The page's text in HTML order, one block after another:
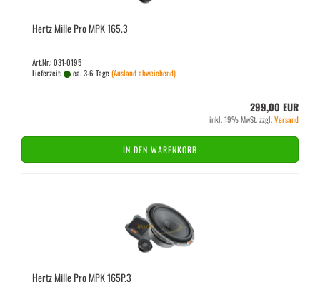
Hertz Mille Pro MPK 165.3
Art.Nr.: 031-0195
Lieferzeit:
ca. 3-6 Tage(Ausland abweichend)
299,00 EUR
inkl. 19% MwSt. zzgl.Versand
IN DEN WARENKORB
Hertz Mille Pro MPK 165P.3